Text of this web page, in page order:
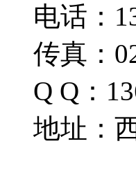
电话：
传真：
Q Q：
地址：